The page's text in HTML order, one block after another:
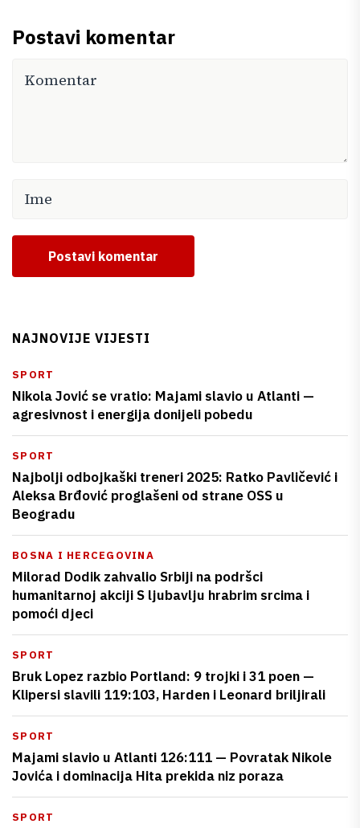
Postavi komentar
Postavi komentar
NAJNOVIJE VIJESTI
SPORT
Nikola Jović se vratio: Majami slavio u Atlanti —
agresivnost i energija donijeli pobedu
SPORT
Najbolji odbojkaški treneri 2025: Ratko Pavličević i
Aleksa Brđović proglašeni od strane OSS u
Beogradu
BOSNA I HERCEGOVINA
Milorad Dodik zahvalio Srbiji na podršci
humanitarnoj akciji S ljubavlju hrabrim srcima i
pomoći djeci
SPORT
Bruk Lopez razbio Portland: 9 trojki i 31 poen —
Klipersi slavili 119:103, Harden i Leonard briljirali
SPORT
Majami slavio u Atlanti 126:111 — Povratak Nikole
Jovića i dominacija Hita prekida niz poraza
SPORT